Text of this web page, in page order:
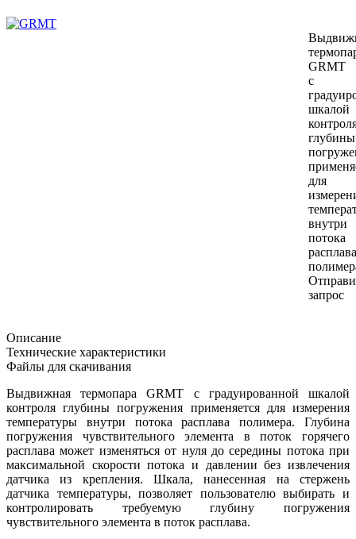
GRMT
с
шкалой
глубины
для
внутри
потока
расплава
запрос
Описание
Технические характеристики
Файлы для скачивания
Выдвижная термопара GRMT с градуированной шкалой
контроля глубины погружения применяется для измерения
температуры внутри потока расплава полимера. Глубина
погружения чувствительного элемента в поток горячего
расплава может изменяться от нуля до середины потока при
максимальной скорости потока и давлении без извлечения
датчика из крепления. Шкала, нанесенная на стержень
датчика температуры, позволяет пользователю выбирать и
контролировать требуемую глубину погружения
чувствительного элемента в поток расплава.